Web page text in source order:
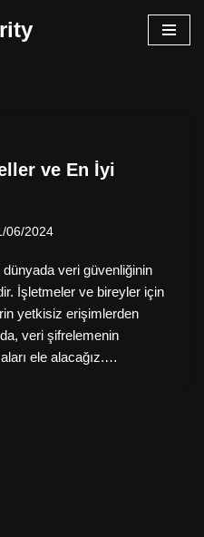
ve En İyi
06/2024
veri güvenliğinin
İşletmeler ve bireyler için
yetkisiz erişimlerden
veri şifrelemenin
ele alacağız.…